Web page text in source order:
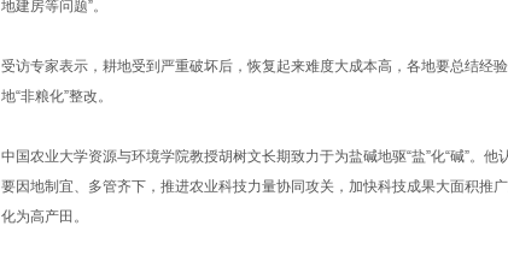
地建房等问题”。
受访专家表示，耕地受到严重破坏后，恢复起来难度大成本高，各地要总结经
地“非粮化”整改。
中国农业大学资源与环境学院教授胡树文长期致力于为盐碱地驱“盐”化“碱”。
要因地制宜、多管齐下，推进农业科技力量协同攻关，加快科技成果大面积推
化为高产田。